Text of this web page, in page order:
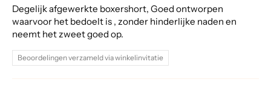
Degelijk afgewerkte boxershort, Goed ontworpen
waarvoor het bedoelt is , zonder hinderlijke naden en
neemt het zweet goed op.
Beoordelingen verzameld via winkelinvitatie